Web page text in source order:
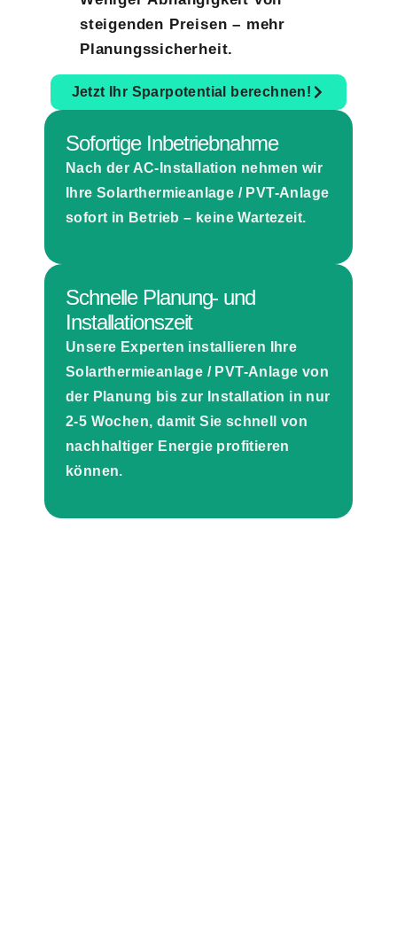
steigenden Preisen – mehr
Planungssicherheit.
Jetzt Ihr Sparpotential berechnen!
Sofortige Inbetriebnahme
Nach der AC-Installation nehmen wir
Ihre Solarthermieanlage / PVT-Anlage
sofort in Betrieb – keine Wartezeit.
Schnelle Planung- und
Installationszeit
Unsere Experten installieren Ihre
Solarthermieanlage / PVT-Anlage von
der Planung bis zur Installation in nur
2-5 Wochen, damit Sie schnell von
nachhaltiger Energie profitieren
können.